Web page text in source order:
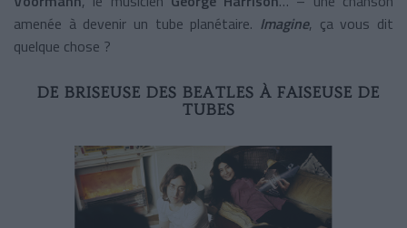
amenée à devenir un tube planétaire. Imagine, ça vous dit
quelque chose ?
DE BRISEUSE DES BEATLES À FAISEUSE DE
TUBES